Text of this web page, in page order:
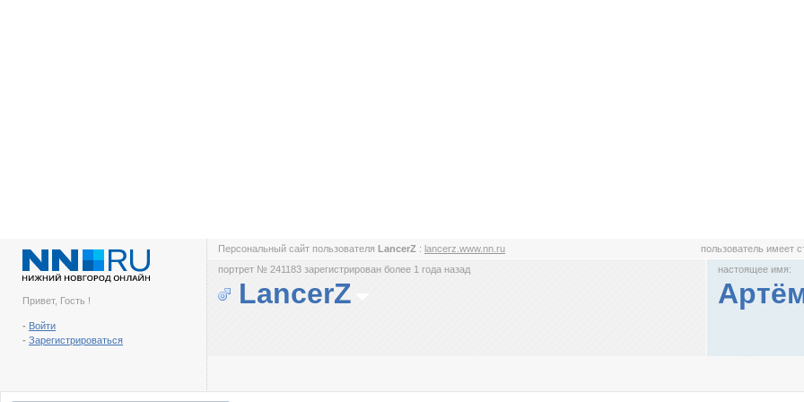
Привет, Гость !
- Войти
- Зарегистрироваться
Персональный сайт пользователя LancerZ : lancerz.www.nn.ru пользователь имеет
портрет № 241183 зарегистрирован более 1 года назад
LancerZ
настоящее имя: